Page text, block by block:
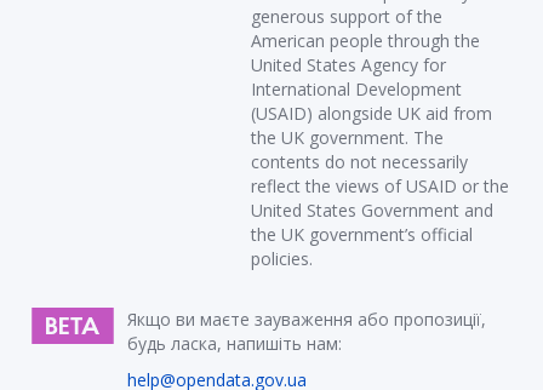
generous support of the
American people through the
United States Agency for
International Development
(USAID) alongside UK aid from
the UK government. The
contents do not necessarily
reflect the views of USAID or the
United States Government and
the UK government’s official
policies.
Якщо ви маєте зауваження або пропозиції,
будь ласка, напишіть нам:
help@opendata.gov.ua